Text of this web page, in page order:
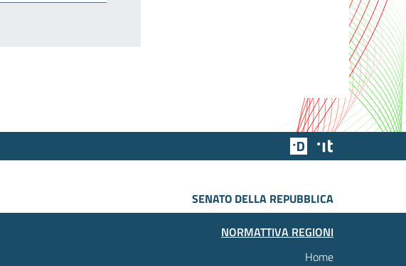
Team Digitale
SENATO DELLA REPUBBLICA
NORMATTIVA REGIONI
Home